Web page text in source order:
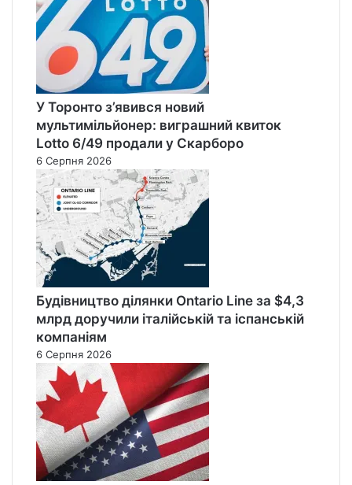
У Торонто з’явився новий
мультимільйонер: виграшний квиток
Lotto 6/49 продали у Скарборо
6 Серпня 2026
Будівництво ділянки Ontario Line за $4,3
млрд доручили італійській та іспанській
компаніям
6 Серпня 2026